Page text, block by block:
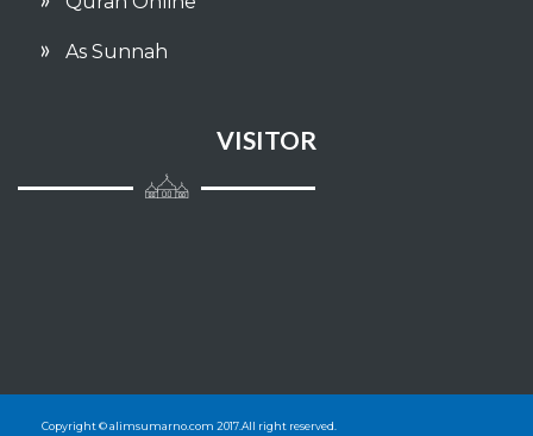
As Sunnah
VISITOR
Copyright © alimsumarno.com 2017.All right reserved.